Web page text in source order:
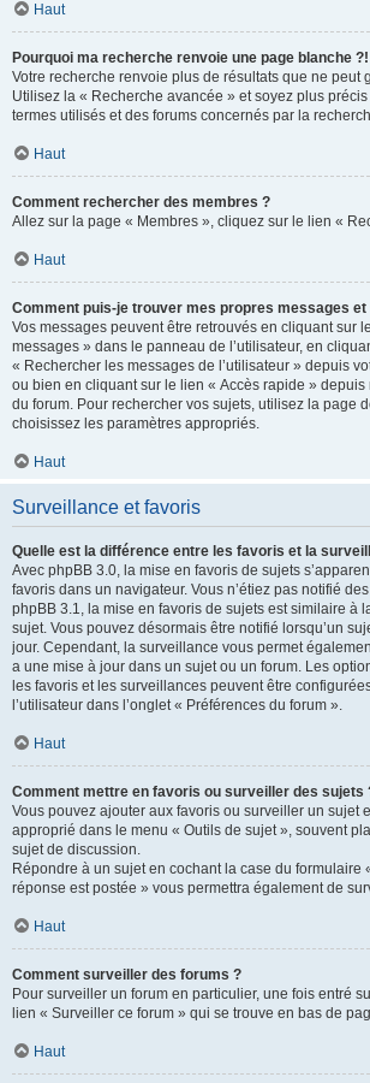
Haut
Pourquoi ma recherche renvoie une page blanche ?!
Votre recherche renvoie plus de résultats que ne peut
Utilisez la « Recherche avancée » et soyez plus
termes utilisés et des forums concernés par la
Haut
Comment rechercher des membres ?
Allez sur la page « Membres », cliquez sur le lien «
Haut
Comment puis-je trouver mes propres messages et
Vos messages peuvent être retrouvés en cliquant sur
messages » dans le panneau de l’utilisateur, en
« Rechercher les messages de l’utilisateur » depuis
ou bien en cliquant sur le lien « Accès rapide » depuis
du forum. Pour rechercher vos sujets, utilisez la page
choisissez les paramètres appropriés.
Haut
Surveillance et favoris
Quelle est la différence entre les favoris et la
Avec phpBB 3.0, la mise en favoris de sujets
favoris dans un navigateur. Vous n’étiez pas notifié
phpBB 3.1, la mise en favoris de sujets est similaire à
sujet. Vous pouvez désormais être notifié lorsqu’un
jour. Cependant, la surveillance vous permet
a une mise à jour dans un sujet ou un forum. Les
les favoris et les surveillances peuvent être
l’utilisateur dans l’onglet « Préférences du forum ».
Haut
Comment mettre en favoris ou surveiller des sujets
Vous pouvez ajouter aux favoris ou surveiller un sujet
approprié dans le menu « Outils de sujet », souvent
sujet de discussion.
Répondre à un sujet en cochant la case du formulaire
réponse est postée » vous permettra également de
Haut
Comment surveiller des forums ?
Pour surveiller un forum en particulier, une fois entré
lien « Surveiller ce forum » qui se trouve en bas de
Haut